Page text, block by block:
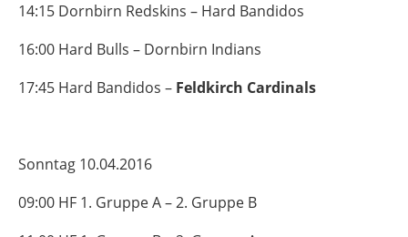
14:15 Dornbirn Redskins – Hard Bandidos
16:00 Hard Bulls – Dornbirn Indians
17:45 Hard Bandidos – Feldkirch Cardinals
Sonntag 10.04.2016
09:00 HF 1. Gruppe A – 2. Gruppe B